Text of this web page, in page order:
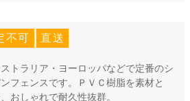
不可 直送
トラリア・ヨーロッパなどで定番のシ
フェンスです。ＰＶＣ樹脂を素材と
おしゃれで耐久性抜群。